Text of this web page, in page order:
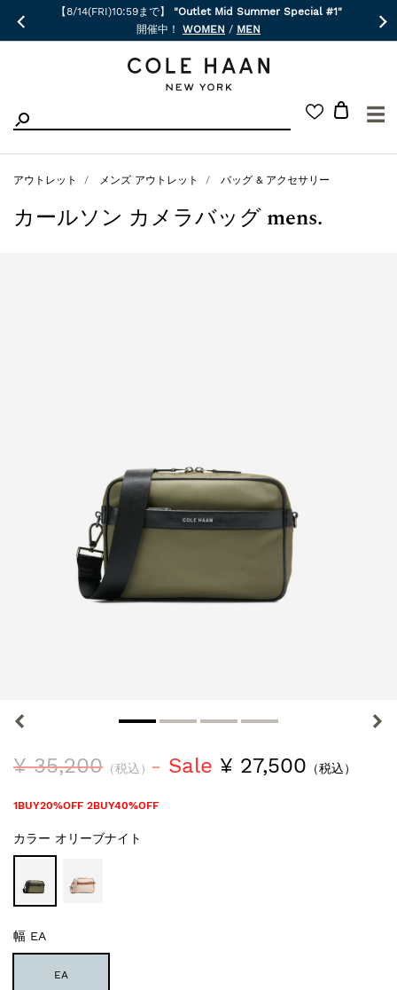
【8/14(FRI)10:59まで】
"Outlet Mid Summer Special #1"
開催中！ WOMEN / MEN
☰
アウトレット メンズ アウトレット バッグ & アクセサリー
カールソン カメラバッグ mens.
¥ 35,200 （税込） Sale ¥ 27,500 （税込）
1BUY20%OFF 2BUY40%OFF
カラー オリーブナイト
幅 EA
EA